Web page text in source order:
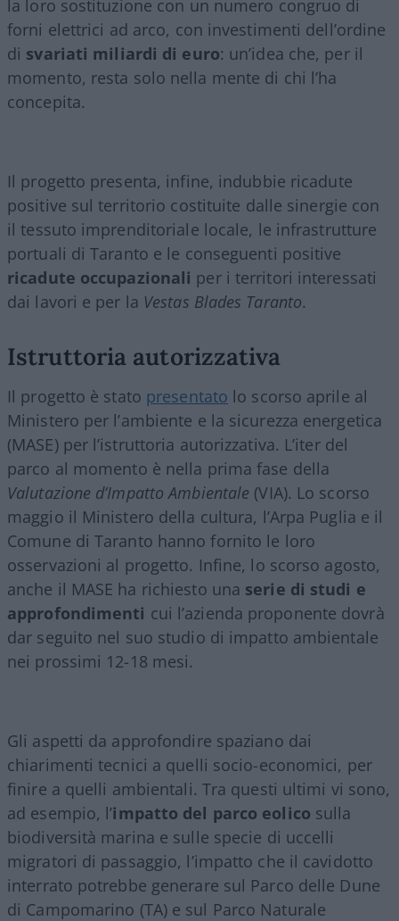
la loro sostituzione con un numero congruo di
forni elettrici ad arco, con investimenti dell’ordine
di svariati miliardi di euro: un’idea che, per il
momento, resta solo nella mente di chi l’ha
concepita.
Il progetto presenta, infine, indubbie ricadute
positive sul territorio costituite dalle sinergie con
il tessuto imprenditoriale locale, le infrastrutture
portuali di Taranto e le conseguenti positive
ricadute occupazionali per i territori interessati
dai lavori e per la Vestas Blades Taranto.
Istruttoria autorizzativa
Il progetto è stato presentato lo scorso aprile al
Ministero per l’ambiente e la sicurezza energetica
(MASE) per l’istruttoria autorizzativa. L’iter del
parco al momento è nella prima fase della
Valutazione d’Impatto Ambientale (VIA). Lo scorso
maggio il Ministero della cultura, l’Arpa Puglia e il
Comune di Taranto hanno fornito le loro
osservazioni al progetto. Infine, lo scorso agosto,
anche il MASE ha richiesto una serie di studi e
approfondimenti cui l’azienda proponente dovrà
dar seguito nel suo studio di impatto ambientale
nei prossimi 12-18 mesi.
Gli aspetti da approfondire spaziano dai
chiarimenti tecnici a quelli socio-economici, per
finire a quelli ambientali. Tra questi ultimi vi sono,
ad esempio, l’impatto del parco eolico sulla
biodiversità marina e sulle specie di uccelli
migratori di passaggio, l’impatto che il cavidotto
interrato potrebbe generare sul Parco delle Dune
di Campomarino (TA) e sul Parco Naturale